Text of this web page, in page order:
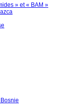
» et « BAM »